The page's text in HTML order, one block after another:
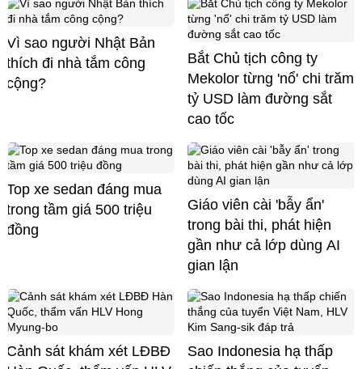
Vì sao người Nhật Bản
thích đi nhà tắm công
cộng?
Bắt Chủ tịch công ty
Mekolor từng 'nổ' chi trăm
tỷ USD làm đường sắt
cao tốc
Top xe sedan đáng mua
trong tầm giá 500 triệu
đồng
Giáo viên cài 'bẫy ẩn'
trong bài thi, phát hiện
gần như cả lớp dùng AI
gian lận
Cảnh sát khám xét LĐBĐ
Sao Indonesia hạ thấp